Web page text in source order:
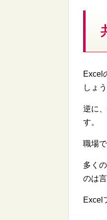
Excel
しょ
逆に
す。
職場
多く
のは
Excel